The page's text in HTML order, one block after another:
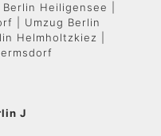
Heiligensee |
| Umzug Berlin
Helmholtzkiez |
J